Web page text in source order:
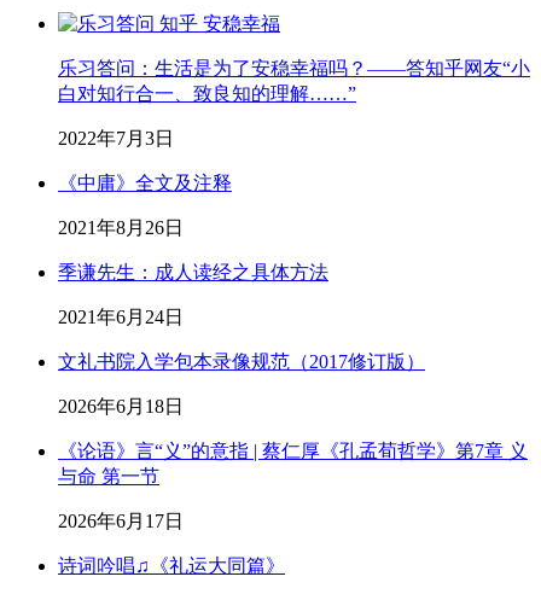
乐习答问：生活是为了安稳幸福吗？——答知乎网友“小
白对知行合一、致良知的理解……”
2022年7月3日
《中庸》全文及注释
2021年8月26日
季谦先生：成人读经之具体方法
2021年6月24日
文礼书院入学包本录像规范（2017修订版）
2026年6月18日
《论语》言“义”的意指 | 蔡仁厚《孔孟荀哲学》第7章 义
与命 第一节
2026年6月17日
诗词吟唱♫《礼运大同篇》